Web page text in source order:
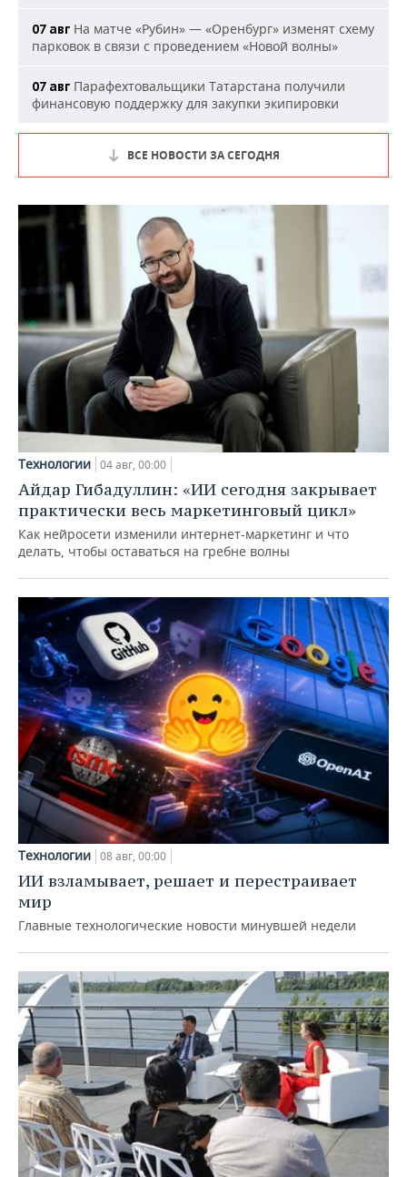
07 авг На матче «Рубин» — «Оренбург» изменят схему
парковок в связи с проведением «Новой волны»
07 авг Парафехтовальщики Татарстана получили
финансовую поддержку для закупки экипировки
ВСЕ НОВОСТИ ЗА СЕГОДНЯ
Технологии 04 авг, 00:00
Айдар Гибадуллин: «ИИ сегодня закрывает
практически весь маркетинговый цикл»
Как нейросети изменили интернет-маркетинг и что
делать, чтобы оставаться на гребне волны
Технологии 08 авг, 00:00
ИИ взламывает, решает и перестраивает
мир
Главные технологические новости минувшей недели